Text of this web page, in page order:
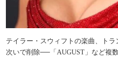
テイラー・スウィフトの楽曲、ト
次いで削除──「AUGUST」など複